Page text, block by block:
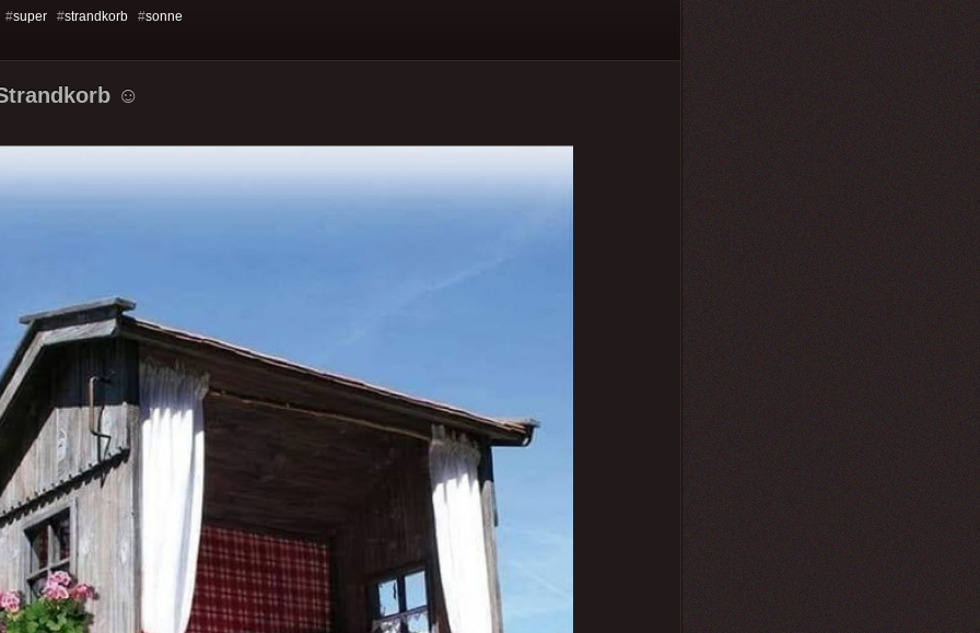
#super #strandkorb #sonne
☺